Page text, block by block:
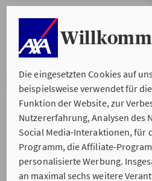
Die eingesetzten Cookies auf
beispielsweise verwendet für
Funktion der Website, zur
Nutzererfahrung, Analysen des
Social Media-Interaktionen, für
Programm, die Affiliate-
personalisierte Werbung.
an maximal sechs weitere
VERSTANDEN